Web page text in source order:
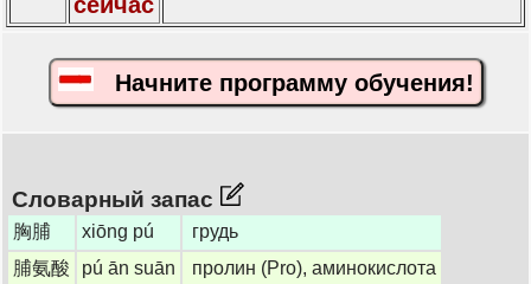
Начните программу обучения!
Словарный запас
胸脯 xiōng pú
грудь
脯氨酸
pú ān suān
пролин (Pro), аминокислота